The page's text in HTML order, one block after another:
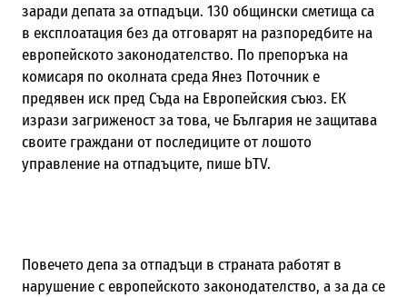
заради депата за отпадъци. 130 общински сметища са
в експлоатация без да отговарят на разпоредбите на
европейското законодателство. По препоръка на
комисаря по околната среда Янез Поточник е
предявен иск пред Съда на Европейския съюз. ЕК
изрази загриженост за това, че България не защитава
своите граждани от последиците от лошото
управление на отпадъците, пише bTV.
Повечето депа за отпадъци в страната работят в
нарушение с европейското законодателство, а за да се